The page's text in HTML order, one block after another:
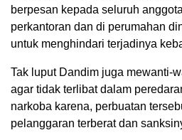
berpesan kepada seluruh
perkantoran dan di perumahan
untuk menghindari terjadinya
Tak luput Dandim juga mewanti-
agar tidak terlibat dalam
narkoba karena, perbuatan
pelanggaran terberat dan